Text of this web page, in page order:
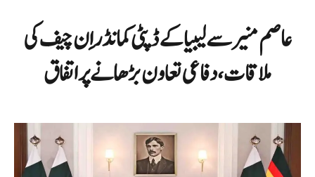
عاصم منیر سے لیبیا کے ڈپٹی کمانڈر اِن چیف کی
ملاقات، دفاعی تعاون بڑھانے پر اتفاق